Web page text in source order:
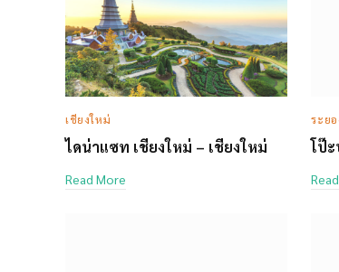
เชียงใหม่
ไดน่าแซท เชียงใหม่ – เชียงใหม่
Read More
ระยอ
โป๊